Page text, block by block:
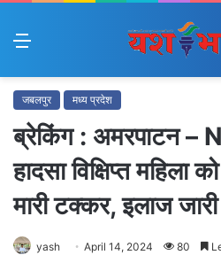
Menu
जबलपुर मध्य प्रदेश
ब्रेकिंग : अमरपाटन
हादसा विक्षिप्त महिला
मारी टक्कर, इलाज जारी
yash April 14, 2024 80